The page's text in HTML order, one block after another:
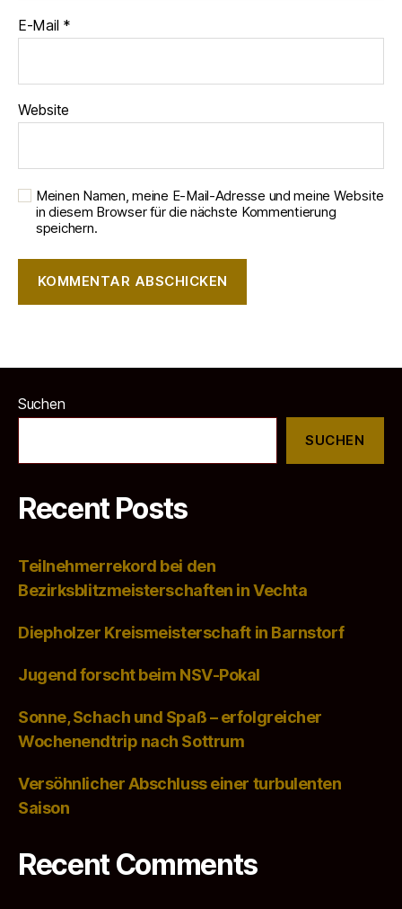
E-Mail *
Website
Meinen Namen, meine E-Mail-Adresse und meine Website
in diesem Browser für die nächste Kommentierung
speichern.
Suchen
SUCHEN
Recent Posts
Teilnehmerrekord bei den
Bezirksblitzmeisterschaften in Vechta
Diepholzer Kreismeisterschaft in Barnstorf
Jugend forscht beim NSV-Pokal
Sonne, Schach und Spaß – erfolgreicher
Wochenendtrip nach Sottrum
Versöhnlicher Abschluss einer turbulenten
Saison
Recent Comments